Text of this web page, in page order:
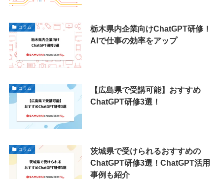
コラム
栃木県内企業向けChatGPT研修！
AIで仕事の効率をアップ
コラム
【広島県で受講可能】おすすめ
ChatGPT研修3選！
コラム
茨城県で受けられるおすすめの
ChatGPT研修3選！ChatGPT活用
事例も紹介